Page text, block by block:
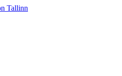
Tallinn